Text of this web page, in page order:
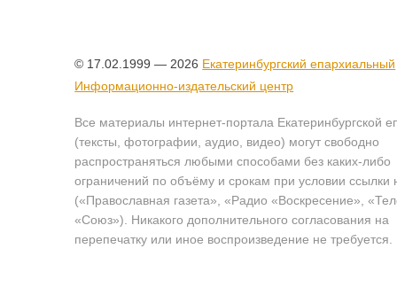
© 17.02.1999 — 2026 Екатеринбургский епархиальный
Информационно-издательский центр
Все материалы интернет-портала Екатеринбургской
(тексты, фотографии, аудио, видео) могут свободно
распространяться любыми способами без каких-либо
ограничений по объёму и срокам при условии ссылки
(«Православная газета», «Радио «Воскресение»,
«Союз»). Никакого дополнительного согласования на
перепечатку или иное воспроизведение не требуется.